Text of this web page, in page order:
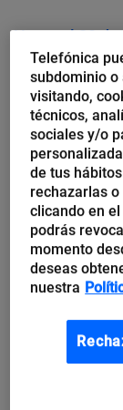
Hasta el 20 de
Hasta el 30
Hasta el 31
Abril
Desde el 1
Hasta el 20
Hasta el 30
Telefónica
subdominio o
visitando,
técnicos,
sociales y/o
de tus
rechazarlas
clicando en
podrás
momento
deseas
nuestra